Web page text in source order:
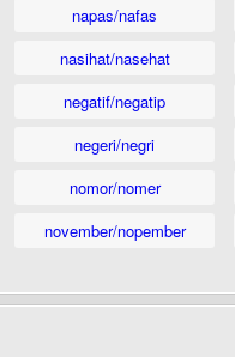
napas/nafas
nasihat/nasehat
negatif/negatip
negeri/negri
nomor/nomer
november/nopember